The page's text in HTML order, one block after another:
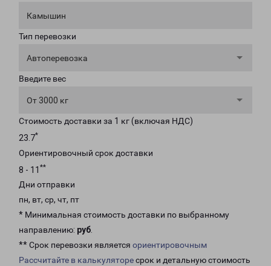
Камышин
Тип перевозки
Автоперевозка
Введите вес
От 3000 кг
Стоимость доставки за 1 кг (включая НДС)
23.7*
Ориентировочный срок доставки
8 - 11 **
Дни отправки
пн, вт, ср, чт, пт
* Минимальная стоимость доставки по выбранному
направлению: руб.
** Срок перевозки является ориентировочным
Рассчитайте в калькуляторесрок и детальную стоимость